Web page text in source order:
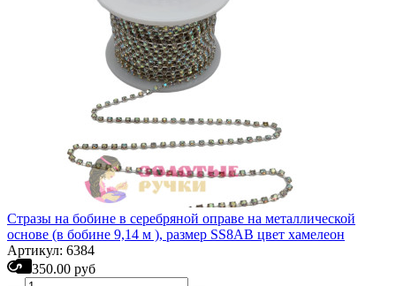
Стразы на бобине в серебряной оправе на металлической
основе (в бобине 9,14 м ), размер SS8AB цвет хамелеон
Артикул: 6384
350.00 руб